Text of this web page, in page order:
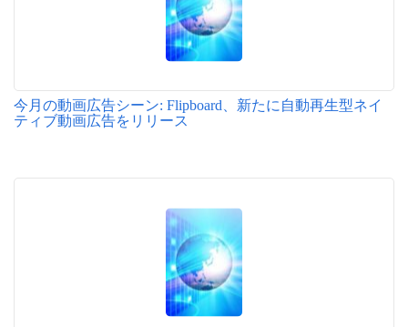
今月の動画広告シーン: Flipboard、新たに自動再生型ネイ
ティブ動画広告をリリース